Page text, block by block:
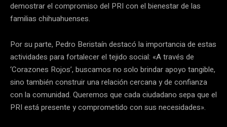
demostrar el compromiso del PRI con el bienestar de las
familias chihuahuenses.
Por su parte, Pedro Beristaín destacó la importancia de estas
actividades para fortalecer el tejido social: «A través de
‘Corazones Rojos’, buscamos no solo brindar apoyo tangible,
sino también construir una relación cercana y de confianza
con la comunidad. Queremos que cada ciudadano sepa que el
PRI está presente y comprometido con sus necesidades».